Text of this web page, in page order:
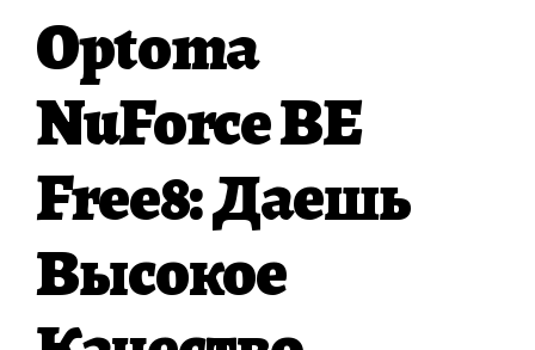
Optoma
NuForce BE
Free8: Даешь
Высокое